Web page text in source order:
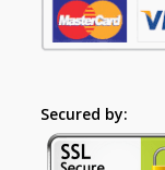
Secured by: